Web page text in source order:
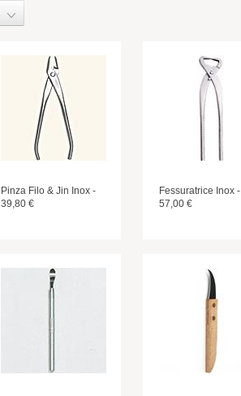
Pinza Filo & Jin Inox -
39,80 €
Fessuratrice Inox -
57,00 €